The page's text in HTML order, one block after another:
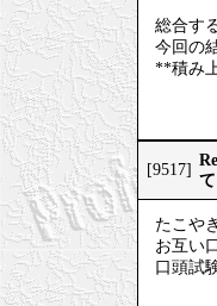
総合す
今回の
**積み
[9517]
て
たこや
お互い
口頭試